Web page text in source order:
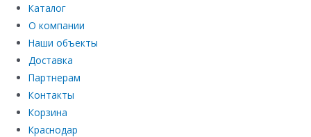
Каталог
О компании
Наши объекты
Доставка
Партнерам
Контакты
Корзина
Краснодар